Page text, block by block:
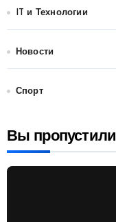
IT и Технологии
Новости
Спорт
Вы пропустили